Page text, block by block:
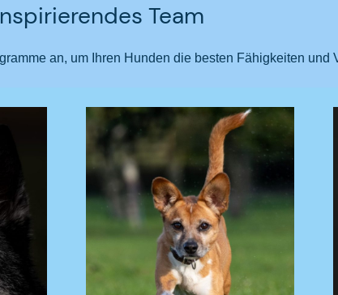
Team
an, um Ihren Hunden die besten Fähigkeiten und